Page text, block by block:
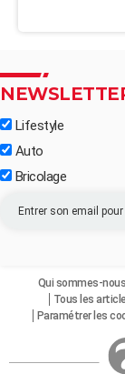
Lifestyle
Auto
Bricolage
Qui sommes-
Tous les
Paramétrer les